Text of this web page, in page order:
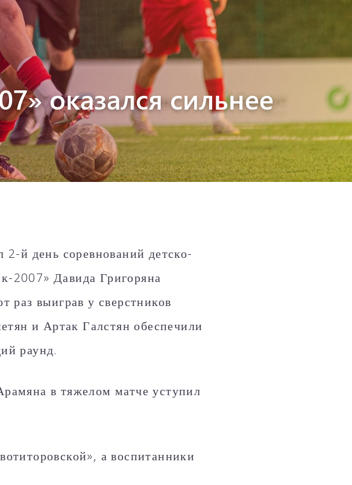
оказался сильнее
й день соревнований детско-
2007» Давида Григоряна
раз выиграв у сверстников
и Артак Галстян обеспечили
раунд.
в тяжелом матче уступил
а воспитанники